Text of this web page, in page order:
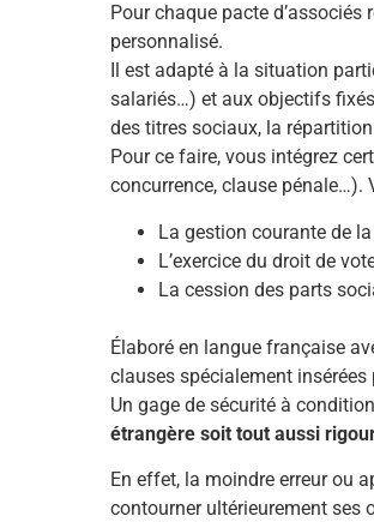
Pour chaque pacte
personnalisé.
Il est adapté à la situation
salariés…) et aux objectifs
des titres sociaux, la
Pour ce faire, vous intégrez
concurrence, clause pénale…).
La gestion courante de
L’exercice du droit de
La cession des parts
Élaboré en langue française
clauses spécialement insérées
Un gage de sécurité à
étrangère soit tout aussi
En effet, la moindre erreur ou
contourner ultérieurement ses